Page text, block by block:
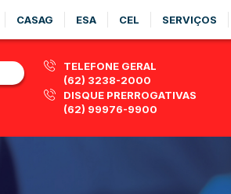
CASAG ESA CEL SERVIÇOS
TELEFONE GERAL
(62) 3238-2000
DISQUE PRERROGATIVAS
(62) 99976-9900